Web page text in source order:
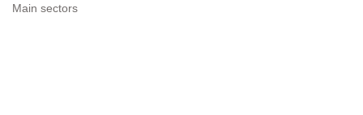
Main sectors